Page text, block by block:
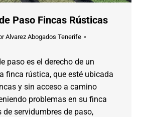
Paso Fincas Rústicas
Alvarez Abogados Tenerife
paso es el derecho de un
finca rústica, que esté ubicada
y sin acceso a camino
problemas en su finca
servidumbres de paso,